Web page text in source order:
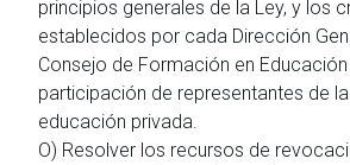
principios generales de la Ley, y los
establecidos por cada Dirección
Consejo de Formación en
participación de representantes de
educación privada.
O) Resolver los recursos de